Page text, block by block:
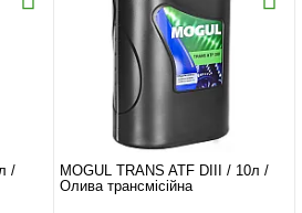
/
MOGUL TRANS ATF DIII / 10л /
Олива трансмісійна